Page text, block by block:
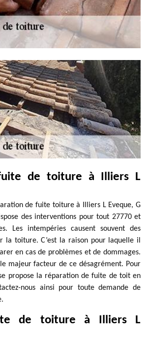
de toiture à Illiers L
de fuite toiture à Illiers L Eveque, G
des interventions pour tout 27770 et
Les intempéries causent souvent des
la toiture. C’est la raison pour laquelle il
en cas de problèmes et de dommages.
majeur facteur de ce désagrément. Pour
propose la réparation de fuite de toit en
nous ainsi pour toute demande de
de toiture à Illiers L